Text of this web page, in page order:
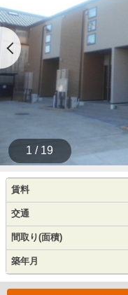
1 / 19
賃料
交通
間取り(面積)
築年月